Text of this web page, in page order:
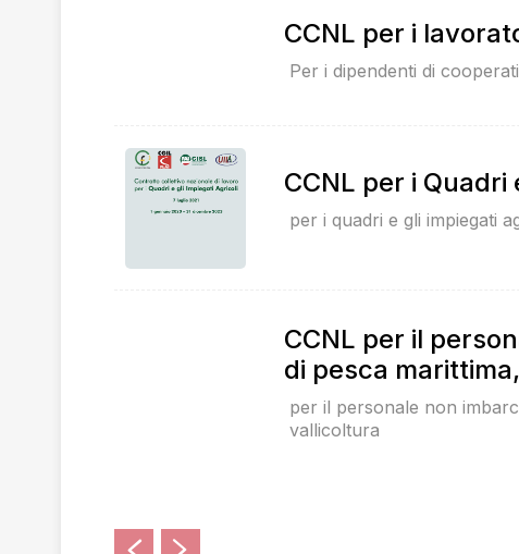
CCNL per i
Per i dipendenti di
CCNL per i
per i quadri e gli impiegati
CCNL per il
di pesca
per il personale non
vallicoltura